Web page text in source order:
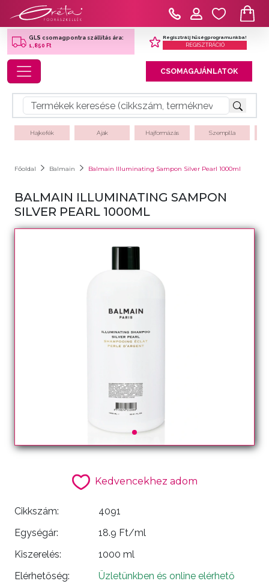
GLS csomagpontra szállítás ára:
1,850 Ft
Regisztrálj hűségprogramunkba!
REGISZTRÁCIÓ
Toggle navigation CSOMAGAJÁNLATOK
Hajkefék Ajak Hajformázás Szempilla
Főoldal Balmain Balmain Illuminating Sampon Silver Pearl 1000ml
BALMAIN ILLUMINATING SAMPON
SILVER PEARL 1000ML
Kedvencekhez adom
Cikkszám:
4091
Egységár:
18.9 Ft/ml
Kiszerelés:
1000 ml
Elérhetőség:
Üzletünkben és online elérhető